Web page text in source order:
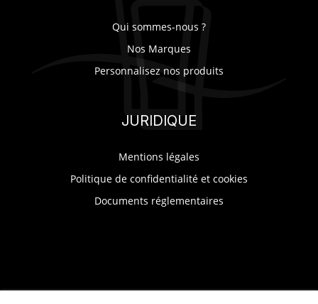
Qui sommes-nous ?
Nos Marques
Personnalisez nos produits
JURIDIQUE
Mentions légales
Politique de confidentialité et cookies
Documents réglementaires